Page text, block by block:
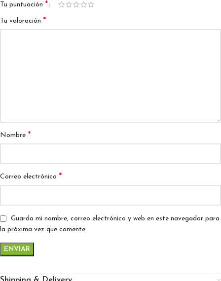
Tu puntuación *
Tu valoración *
Nombre *
Correo electrónico *
Guarda mi nombre, correo electrónico y web en este navegador para
la próxima vez que comente.